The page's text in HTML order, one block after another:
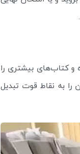
و کتاب‌های بیشتری را
به نقاط قوت تبدیل